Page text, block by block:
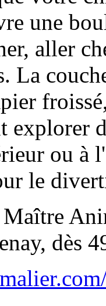
une
aller
La
explorer
ou à
le
Maître
dès